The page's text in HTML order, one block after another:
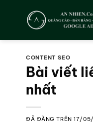
dung
CONTENT SEO
Bài viết
nhất
ĐÃ ĐĂNG TRÊN17/